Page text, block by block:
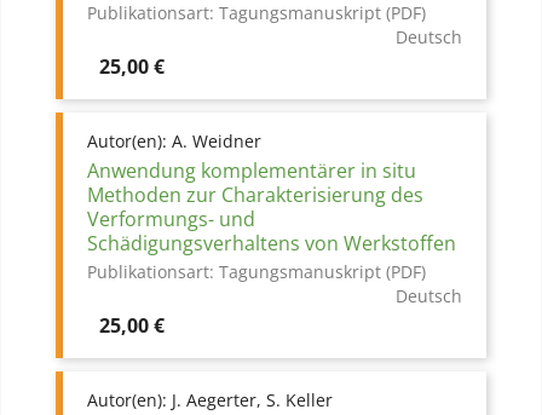
Publikationsart: Tagungsmanuskript (PDF)
Deutsch
Preis
25,00 €
Autor(en): A. Weidner
Anwendung komplementärer in situ
Methoden zur Charakterisierung des
Verformungs- und
Schädigungsverhaltens von Werkstoffen
Publikationsart: Tagungsmanuskript (PDF)
Deutsch
Preis
25,00 €
Autor(en): J. Aegerter, S. Keller